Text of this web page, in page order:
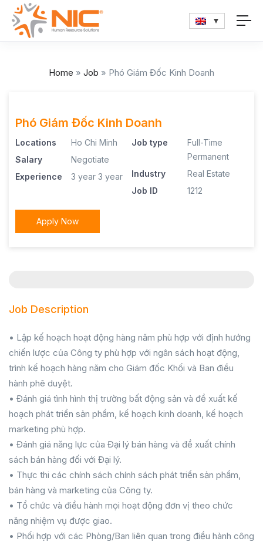
Home » Job » Phó Giám Đốc Kinh Doanh
Phó Giám Đốc Kinh Doanh
Locations
Ho Chi Minh
Salary
Negotiate
Experience
3 year 3 year
Job type
Full-Time
Permanent
Industry
Real Estate
Job ID
1212
Apply Now
Job Description
• Lập kế hoạch hoạt động hàng năm phù hợp với định hướng
chiến lược của Công ty phù hợp với ngân sách hoạt động,
trình kế hoạch hàng năm cho Giám đốc Khối và Ban điều
hành phê duyệt.
• Đánh giá tình hình thị trường bất động sản và đề xuất kế
hoạch phát triển sản phẩm, kế hoạch kinh doanh, kế hoạch
marketing phù hợp.
• Đánh giá năng lực của Đại lý bán hàng và đề xuất chính
sách bán hàng đối với Đại lý.
• Thực thi các chính sách chính sách phát triển sản phẩm,
bán hàng và marketing của Công ty.
• Tổ chức và điều hành mọi hoạt động đơn vị theo chức
năng nhiệm vụ được giao.
• Phối hợp với các Phòng/Ban liên quan trong điều hành công